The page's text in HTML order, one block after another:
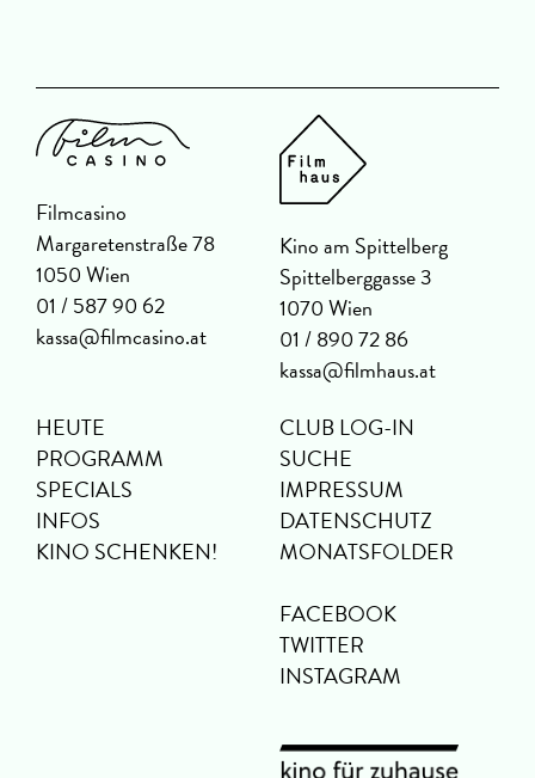
Filmcasino
Margaretenstraße 78
1050 Wien
01 / 587 90 62
kassa@filmcasino.at
Kino am Spittelberg
Spittelberggasse 3
1070 Wien
01 / 890 72 86
kassa@filmhaus.at
HEUTE
PROGRAMM
SPECIALS
INFOS
KINO SCHENKEN!
CLUB LOG-IN
SUCHE
IMPRESSUM
DATENSCHUTZ
MONATSFOLDER
FACEBOOK
TWITTER
INSTAGRAM